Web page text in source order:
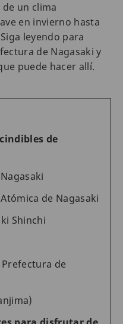
de un clima
en invierno hasta
leyendo para
de Nagasaki y
puede hacer allí.
de
de Nagasaki
Shinchi
de